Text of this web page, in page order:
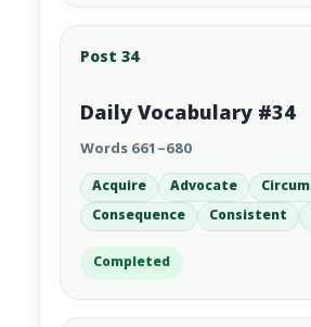
Post 34
Daily Vocabulary #34
Words 661–680
Acquire Advocate
Consequence
Consistent
Completed